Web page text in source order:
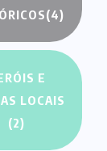
(4)
E
LOCAIS
(2)